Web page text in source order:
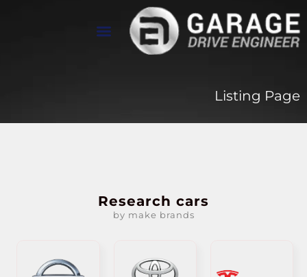
Listing Page
Research cars
by make brands